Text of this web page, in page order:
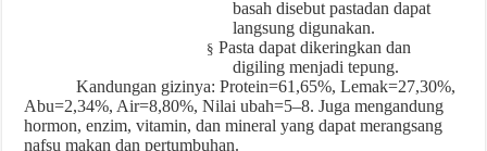
basah disebut pastadan dapat
langsung digunakan.
§ Pasta dapat dikeringkan dan
digiling menjadi tepung.
Kandungan gizinya: Protein=61,65%, Lemak=27,30%,
Abu=2,34%, Air=8,80%, Nilai ubah=5–8. Juga mengandung
hormon, enzim, vitamin, dan mineral yang dapat merangsang
nafsu makan dan pertumbuhan.